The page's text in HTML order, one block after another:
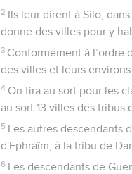
2 Ils leur dirent à Silo,
donne des villes pour y
3 Conformément à l’ordre
des villes et leurs environs.
4 On tira au sort pour les
au sort 13 villes des tribus
5 Les autres descendants
d'Ephraïm, à la tribu de
6 Les descendants de